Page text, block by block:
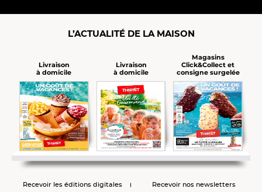
L’ACTUALITÉ DE LA MAISON
Livraison
à domicile
Livraison
à domicile
Magasins
Click&Collect et
consigne surgelée
Recevoir les éditions digitales Recevoir nos newsletters